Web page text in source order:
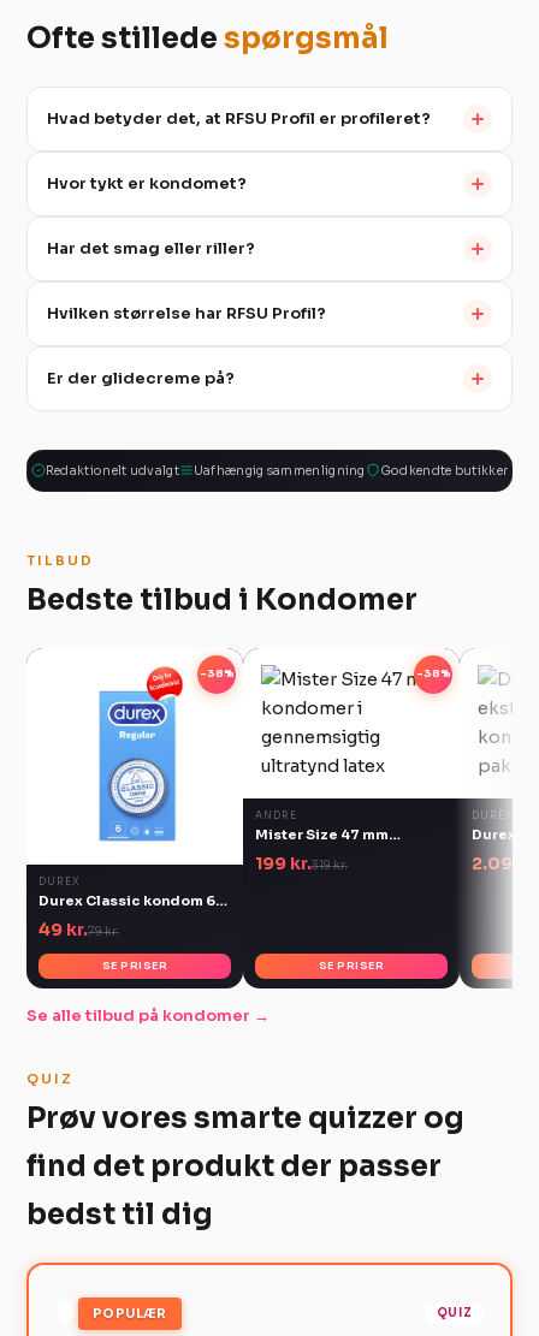
Ofte stillede spørgsmål
Hvad betyder det, at RFSU Profil er profileret?
Hvor tykt er kondomet?
Har det smag eller riller?
Hvilken størrelse har RFSU Profil?
Er der glidecreme på?
Redaktionelt udvalgt Uafhængig sammenligning Godkendte butikker
TILBUD
Bedste tilbud i Kondomer
-38%
DUREX
Durex Classic kondom 6
49 kr.79 kr.
SE PRISER
-38%
ANDRE
Mister Size 47 mm
199 kr.319 kr.
SE PRISER
DUREX
Durex
Se alle tilbud på kondomer →
QUIZ
Prøv vores smarte quizzer og
find det produkt der passer
bedst til dig
POPULÆR QUIZ